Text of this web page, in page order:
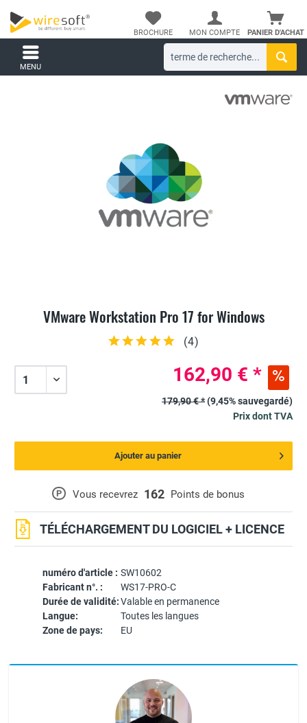
PANIER D'ACHAT
BROCHURE MON COMPTE
MENU
VMware Workstation Pro 17 for Windows
(4)
numéro d'article : SW10602
Fabricant n°. :
WS17-PRO-C
Durée de validité:Valable en permanence
Langue:
Toutes les langues
Zone de pays:
EU
P Vous recevrez 162 Points de bonus
TÉLÉCHARGEMENT DU LOGICIEL + LICENCE
162,90 € *
179,90 € *(9,45% sauvegardé)
Prix dont TVA
Ajouter au panier